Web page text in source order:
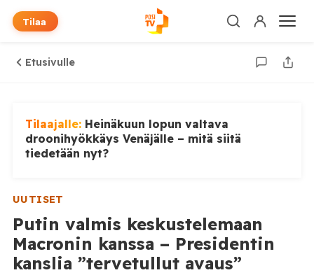
Tilaa
Etusivulle
Tilaajalle: Heinäkuun lopun valtava
droonihyökkäys Venäjälle – mitä siitä
tiedetään nyt?
UUTISET
Putin valmis keskustelemaan
Macronin kanssa – Presidentin
kanslia ”tervetullut avaus”